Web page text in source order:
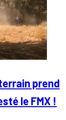
prend
le FMX !